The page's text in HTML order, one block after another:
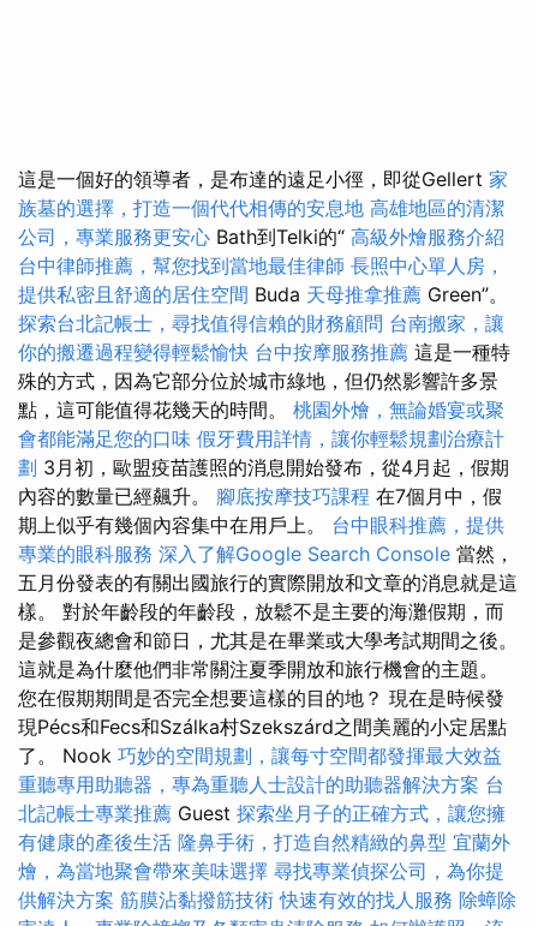
這是一個好的領導者，是布達的遠足小徑，即從Gellert 家
族墓的選擇，打造一個代代相傳的安息地 高雄地區的清潔
公司，專業服務更安心 Bath到Telki的“ 高級外燴服務介紹
台中律師推薦，幫您找到當地最佳律師 長照中心單人房，
提供私密且舒適的居住空間 Buda 天母推拿推薦 Green”。
探索台北記帳士，尋找值得信賴的財務顧問 台南搬家，讓
你的搬遷過程變得輕鬆愉快 台中按摩服務推薦 這是一種特
殊的方式，因為它部分位於城市綠地，但仍然影響許多景
點，這可能值得花幾天的時間。 桃園外燴，無論婚宴或聚
會都能滿足您的口味 假牙費用詳情，讓你輕鬆規劃治療計
劃 3月初，歐盟疫苗護照的消息開始發布，從4月起，假期
內容的數量已經飆升。 腳底按摩技巧課程 在7個月中，假
期上似乎有幾個內容集中在用戶上。 台中眼科推薦，提供
專業的眼科服務 深入了解Google Search Console 當然，
五月份發表的有關出國旅行的實際開放和文章的消息就是這
樣。 對於年齡段的年齡段，放鬆不是主要的海灘假期，而
是參觀夜總會和節日，尤其是在畢業或大學考試期間之後。
這就是為什麼他們非常關注夏季開放和旅行機會的主題。
您在假期期間是否完全想要這樣的目的地？ 現在是時候發
現Pécs和Fecs和Szálka村Szekszárd之間美麗的小定居點
了。 Nook 巧妙的空間規劃，讓每寸空間都發揮最大效益
重聽專用助聽器，專為重聽人士設計的助聽器解決方案 台
北記帳士專業推薦 Guest 探索坐月子的正確方式，讓您擁
有健康的產後生活 隆鼻手術，打造自然精緻的鼻型 宜蘭外
燴，為當地聚會帶來美味選擇 尋找專業偵探公司，為你提
供解決方案 筋膜沾黏撥筋技術 快速有效的找人服務 除蟑除